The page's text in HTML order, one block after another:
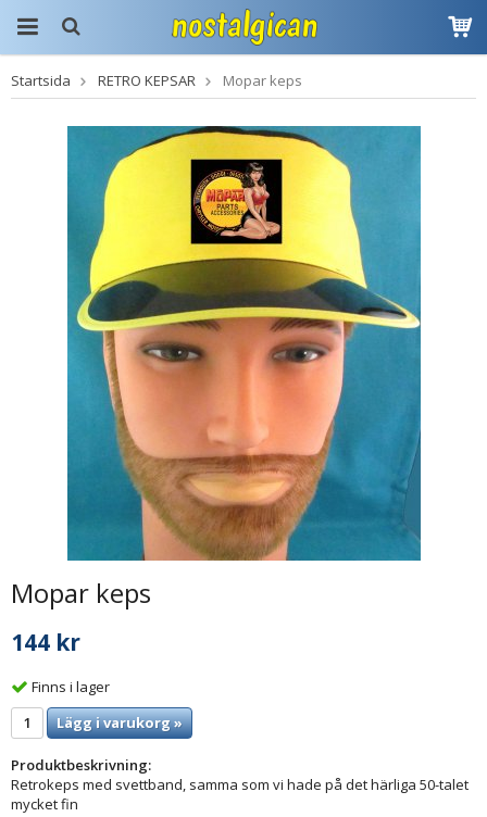
Produkten har blivit
tillagd i varukorgen
Startsida RETRO KEPSAR Mopar keps
Mopar keps
144 kr
Finns i lager
Lägg i varukorg »
Produktbeskrivning:
Retrokeps med svettband, samma som vi hade på det härliga 50-talet
mycket fin